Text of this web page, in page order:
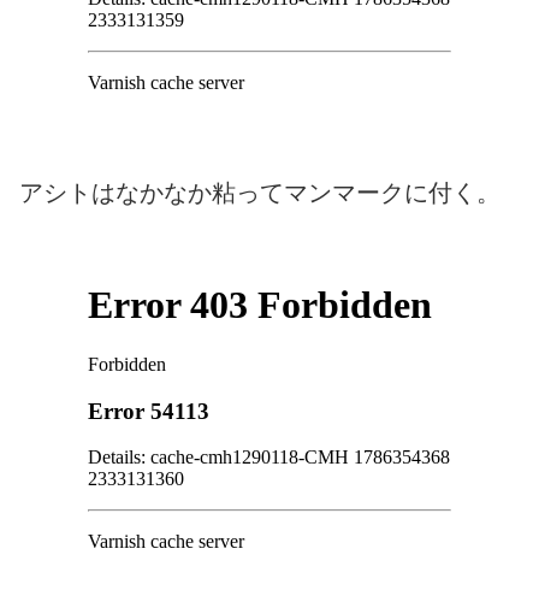
アシトはなかなか粘ってマンマークに付く。